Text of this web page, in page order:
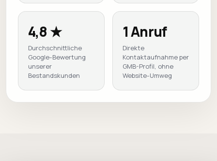
4,8 ★
Durchschnittliche
Google-Bewertung
unserer
Bestandskunden
1 Anruf
Direkte
Kontaktaufnahme per
GMB-Profil, ohne
Website-Umweg